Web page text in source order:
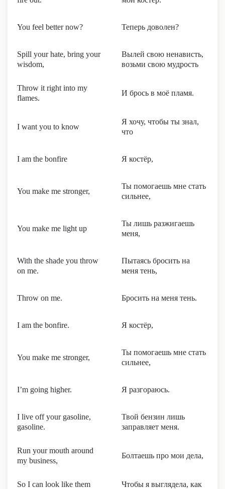
You feel better now? Теперь доволен?
Spill your hate, bring your
wisdom,
Вылей свою ненависть,
возьми свою мудрость
Throw it right into my
flames.
И брось в моё пламя.
I want you to know
Я хочу, чтобы ты знал,
что
I am the bonfire Я костёр,
You make me stronger,
Ты помогаешь мне стать
сильнее,
You make me light up
Ты лишь разжигаешь
меня,
With the shade you throw
on me.
Пытаясь бросить на
меня тень,
Throw on me. Бросить на меня тень.
I am the bonfire. Я костёр,
You make me stronger,
Ты помогаешь мне стать
сильнее,
I’m going higher. Я разгораюсь.
I live off your gasoline,
gasoline.
Твой бензин лишь
заправляет меня.
Run your mouth around
my business,
Болтаешь про мои дела,
So I can look like them
Чтобы я выглядела, как